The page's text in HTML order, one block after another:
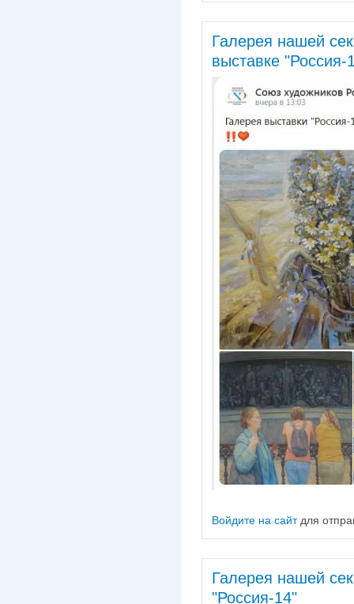
Галерея нашей
выставке "Россия-
Войдите на сайтдля
Галерея нашей
"Россия-14"